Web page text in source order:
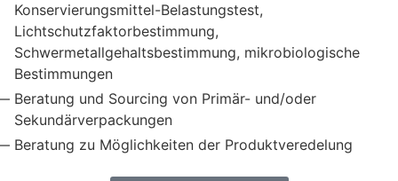
Konservierungsmittel-Belastungstest,
Lichtschutzfaktorbestimmung,
Schwermetallgehaltsbestimmung, mikrobiologische
Bestimmungen
Beratung und Sourcing von Primär- und/oder
Sekundärverpackungen
Beratung zu Möglichkeiten der Produktveredelung